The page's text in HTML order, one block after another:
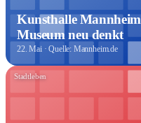
Kunsthalle
Museum neu denkt
22. Mai· Quelle: Mannheim.de
Stadtleben